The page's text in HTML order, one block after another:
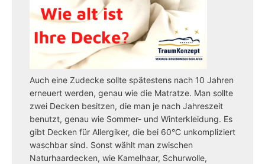
Auch eine Zudecke sollte spätestens nach 10 Jahren
erneuert werden, genau wie die Matratze. Man sollte
zwei Decken besitzen, die man je nach Jahreszeit
benutzt, genau wie Sommer- und Winterkleidung. Es
gibt Decken für Allergiker, die bei 60°C unkompliziert
waschbar sind. Sonst wählt man zwischen
Naturhaardecken, wie Kamelhaar, Schurwolle,